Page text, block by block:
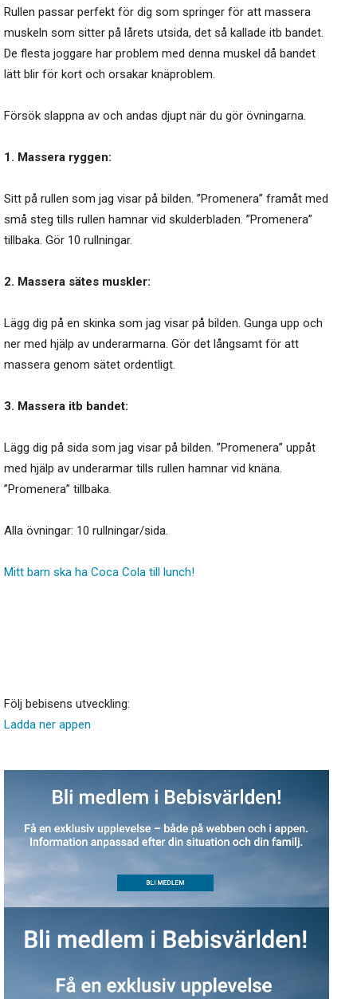
Rullen passar perfekt för dig som springer för att massera
muskeln som sitter på lårets utsida, det så kallade itb bandet.
De flesta joggare har problem med denna muskel då bandet
lätt blir för kort och orsakar knäproblem.
Försök slappna av och andas djupt när du gör övningarna.
1. Massera ryggen:
Sitt på rullen som jag visar på bilden. ”Promenera” framåt med
små steg tills rullen hamnar vid skulderbladen. ”Promenera”
tillbaka. Gör 10 rullningar.
2. Massera sätes muskler:
Lägg dig på en skinka som jag visar på bilden. Gunga upp och
ner med hjälp av underarmarna. Gör det långsamt för att
massera genom sätet ordentligt.
3. Massera itb bandet:
Lägg dig på sida som jag visar på bilden. ”Promenera” uppåt
med hjälp av underarmar tills rullen hamnar vid knäna.
”Promenera” tillbaka.
Alla övningar: 10 rullningar/sida.
Mitt barn ska ha Coca Cola till lunch!
Följ bebisens utveckling:
Ladda ner appen